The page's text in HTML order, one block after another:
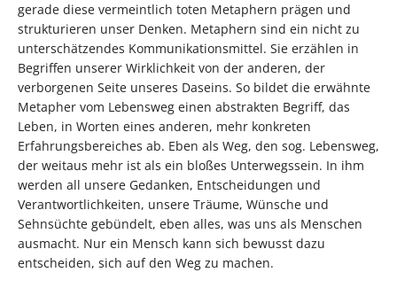
gerade diese vermeintlich toten Metaphern prägen und
strukturieren unser Denken. Metaphern sind ein nicht zu
unterschätzendes Kommunikationsmittel. Sie erzählen in
Begriffen unserer Wirklichkeit von der anderen, der
verborgenen Seite unseres Daseins. So bildet die erwähnte
Metapher vom Lebensweg einen abstrakten Begriff, das
Leben, in Worten eines anderen, mehr konkreten
Erfahrungsbereiches ab. Eben als Weg, den sog. Lebensweg,
der weitaus mehr ist als ein bloßes Unterwegssein. In ihm
werden all unsere Gedanken, Entscheidungen und
Verantwortlichkeiten, unsere Träume, Wünsche und
Sehnsüchte gebündelt, eben alles, was uns als Menschen
ausmacht. Nur ein Mensch kann sich bewusst dazu
entscheiden, sich auf den Weg zu machen.